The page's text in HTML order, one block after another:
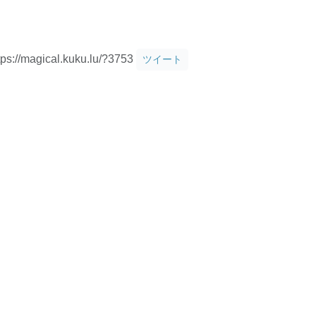
magical.kuku.lu/?3753 ツイート